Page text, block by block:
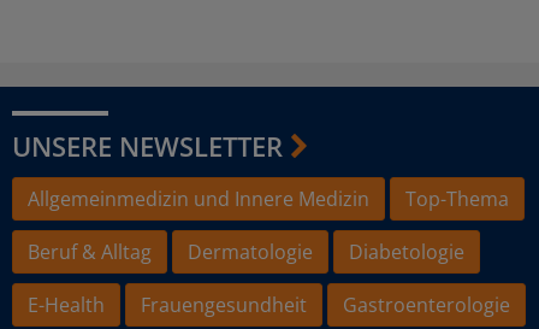
UNSERE NEWSLETTER
Allgemeinmedizin und Innere Medizin
Top-Thema
Beruf & Alltag
Dermatologie
Diabetologie
E-Health
Frauengesundheit
Gastroenterologie